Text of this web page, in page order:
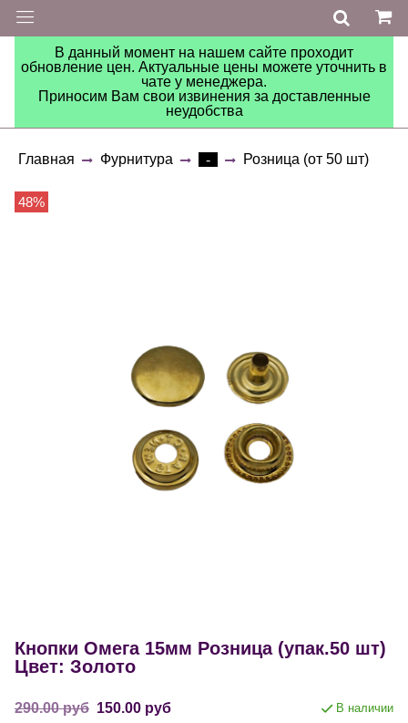
В данный момент на нашем сайте проходит
обновление цен. Актуальные цены можете уточнить в
чате у менеджера.
Приносим Вам свои извинения за доставленные
неудобства
Главная Фурнитура - Розница (от 50 шт)
48%
Кнопки Омега 15мм Розница (упак.50 шт)
Цвет: Золото
290.00 руб 150.00 руб В наличии